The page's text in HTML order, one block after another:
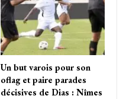
Un but varois pour son
oflag et paire parades
décisives de Dias : Nîmes